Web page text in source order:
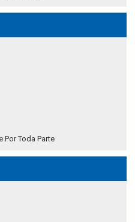
Toda Parte